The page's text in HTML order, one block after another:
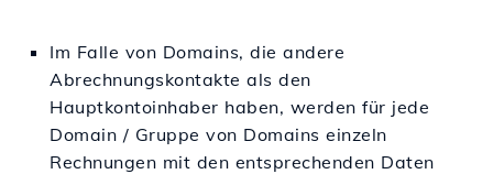
Im Falle von Domains, die andere
Abrechnungskontakte als den
Hauptkontoinhaber haben, werden für jede
Domain / Gruppe von Domains einzeln
Rechnungen mit den entsprechenden Daten